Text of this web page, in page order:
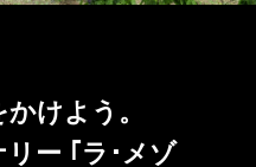
けよう。
ー ｢ラ･メゾ